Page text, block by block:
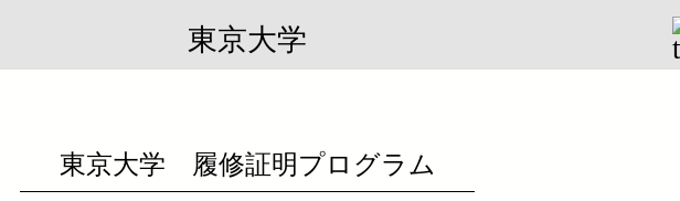
東京大学
東京大学 履修証明プログラム